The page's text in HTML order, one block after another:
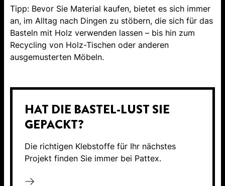
Tipp: Bevor Sie Material kaufen, bietet es sich immer
an, im Alltag nach Dingen zu stöbern, die sich für das
Basteln mit Holz verwenden lassen – bis hin zum
Recycling von Holz-Tischen oder anderen
ausgemusterten Möbeln.
HAT DIE BASTEL-LUST SIE
GEPACKT?
Die richtigen Klebstoffe für Ihr nächstes
Projekt finden Sie immer bei Pattex.